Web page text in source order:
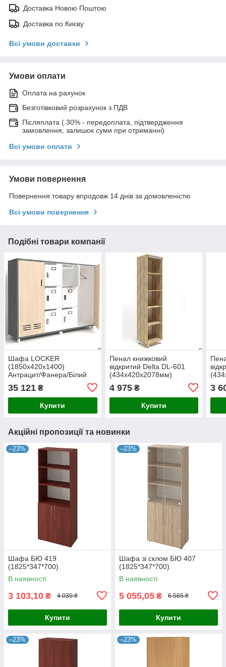
Доставка Новою Поштою
Доставка по Києву
Всі умови доставки
Умови оплати
Оплата на рахунок
Безготівковий розрахунок з ПДВ
Післяплата ( 30% - передоплата, підтвердження
замовлення, залишок суми при отриманні)
Всі умови оплати
Умови повернення
Повернення товару впродовж 14 днів за домовленістю
Всі умови повернення
Подібні товари компанії
Шафа LOCKER
(1850х420х1400)
Антрацит/Фанера/Білий
чорний графіт
35 121 ₴
Купити
Пенал книжковий
відкритий Delta DL-601
(434х420х2078мм)
Блеквуд Ячмінний/Опора
білий беж
4 975₴
Купити
3
Акційні пропозиції та новинки
–23%
Шафа БЮ 419
(1825*347*700)
В наявності
3 103,10 ₴ 4 030 ₴
Купити
–23%
Шафа зі склом БЮ 407
(1825*347*700)
В наявності
5 055,05 ₴ 6 565 ₴
Купити
–23% –23%